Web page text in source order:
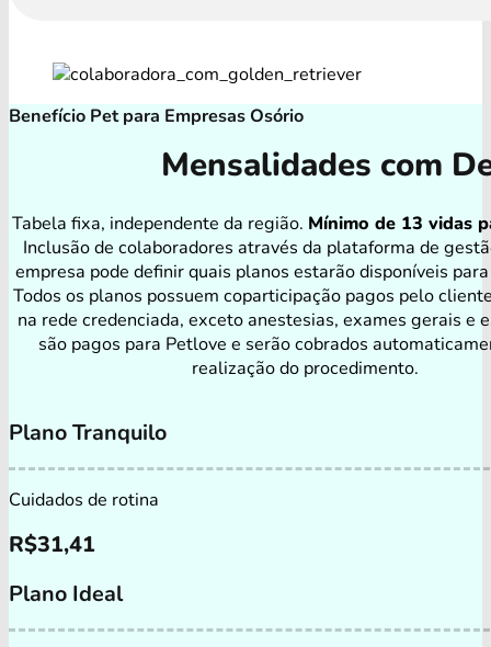
Benefício Pet para Empresas Osório
Mensalidades com
Tabela fixa, independente da região. Mínimo de 13 vidas
Inclusão de colaboradores através da plataforma de
empresa pode definir quais planos estarão disponíveis
Todos os planos possuem coparticipação pagos pelo
na rede credenciada, exceto anestesias, exames gerais e
são pagos para Petlove e serão cobrados
realização do procedimento.
Plano Tranquilo
Cuidados de rotina
R$31,41
Plano Ideal